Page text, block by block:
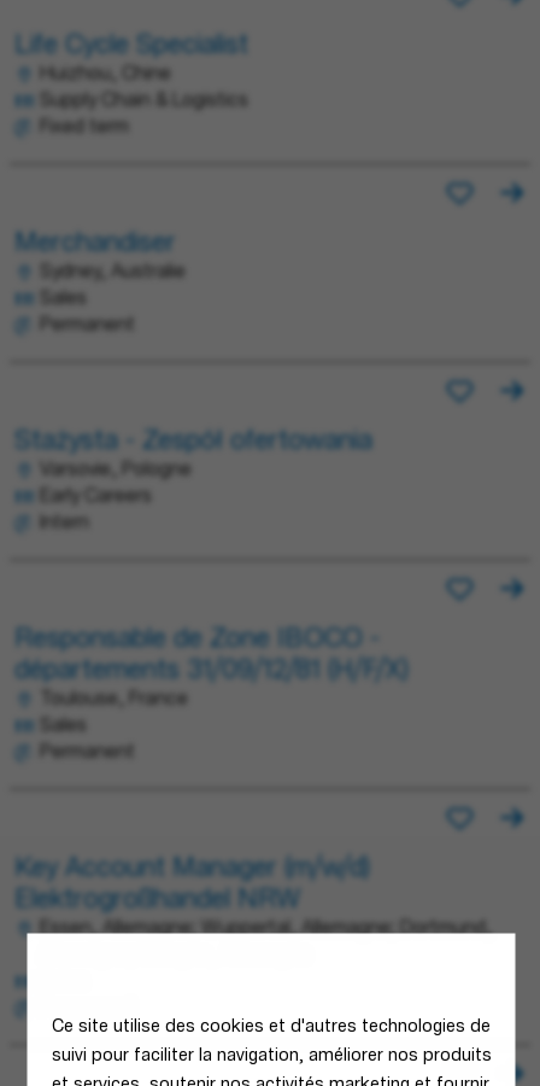
Ce site utilise des cookies et d'autres technologies de
suivi pour faciliter la navigation, améliorer nos produits
Life Cycle Specialist
Huizhou, Chine
Supply Chain & Logistics
Fixed term
Merchandiser
Sydney, Australie
Sales
Permanent
Stażysta - Zespół ofertowania
Varsovie, Pologne
Early Careers
Intern
Responsable de Zone IBOCO -
départements 31/09/12/81 (H/F/X)
Toulouse, France
Sales
Permanent
Key Account Manager (m/w/d)
Elektrogroßhandel NRW
Essen, Allemagne; Wuppertal, Allemagne; Dortmund,